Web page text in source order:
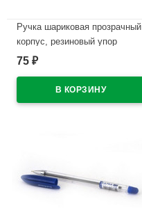
Ручка шариковая прозрачный
корпус, резиновый упор
(ErichKrause) Ультра (ULTRA)
арт.13873 (Ст.12)
75 ₽